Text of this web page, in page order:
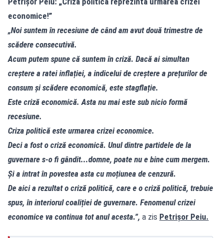
economice!”
„Noi suntem în recesiune de când am avut două trimestre de
scădere consecutivă.
Acum putem spune că suntem în criză. Dacă ai simultan
creștere a ratei inflației, a indicelui de creștere a prețurilor de
consum și scădere economică, este stagflație.
Este criză economică. Asta nu mai este sub nicio formă
recesiune.
Criza politică este urmarea crizei economice.
Deci a fost o criză economică. Unul dintre partidele de la
guvernare s-o fi gândit...domne, poate nu e bine cum mergem.
Și a intrat în povestea asta cu moțiunea de cenzură.
De aici a rezultat o criză politică, care e o criză politică, trebuie
spus, în interiorul coaliției de guvernare. Fenomenul crizei
economice va continua tot anul acesta.”, a zis Petrișor Peiu.